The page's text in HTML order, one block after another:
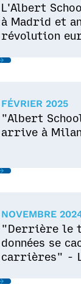
L'Albert
à Madrid et
révolution
des affaires
FÉVRIER 2025
"Albert
arrive à
NOVEMBRE
"Derrière le
données se
carrières" -